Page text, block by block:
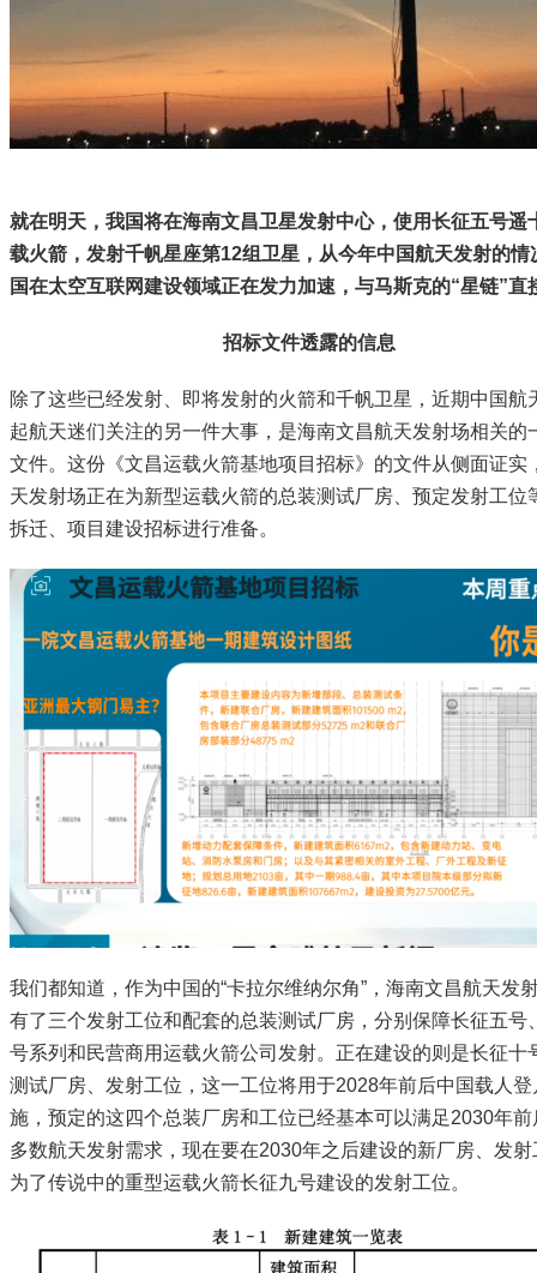
就在明天，我国将在海南文昌卫星发射中心，使用长征五号遥
载火箭，发射千帆星座第12组卫星，从今年中国航天发射的情
国在太空互联网建设领域正在发力加速，与马斯克的“星链”直
招标文件透露的信息
除了这些已经发射、即将发射的火箭和千帆卫星，近期中国航
起航天迷们关注的另一件大事，是海南文昌航天发射场相关的
文件。这份《文昌运载火箭基地项目招标》的文件从侧面证实
天发射场正在为新型运载火箭的总装测试厂房、预定发射工位
拆迁、项目建设招标进行准备。
我们都知道，作为中国的“卡拉尔维纳尔角”，海南文昌航天发
有了三个发射工位和配套的总装测试厂房，分别保障长征五号
号系列和民营商用运载火箭公司发射。正在建设的则是长征十
测试厂房、发射工位，这一工位将用于2028年前后中国载人登
施，预定的这四个总装厂房和工位已经基本可以满足2030年前
多数航天发射需求，现在要在2030年之后建设的新厂房、发
为了传说中的重型运载火箭长征九号建设的发射工位。